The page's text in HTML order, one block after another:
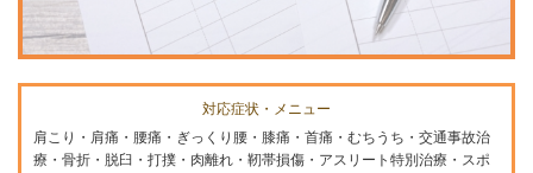
対応症状・メニュー
肩こり・肩痛・腰痛・ぎっくり腰・膝痛・首痛・むちうち・交通事故治
療・骨折・脱臼・打撲・肉離れ・靭帯損傷・アスリート特別治療・スポ